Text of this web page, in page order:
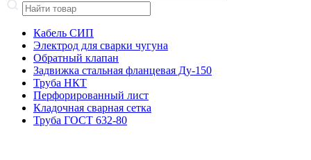
Кабель СИП
Электрод для сварки чугуна
Обратный клапан
Задвижка стальная фланцевая Ду-150
Труба НКТ
Перфорированный лист
Кладочная сварная сетка
Труба ГОСТ 632-80